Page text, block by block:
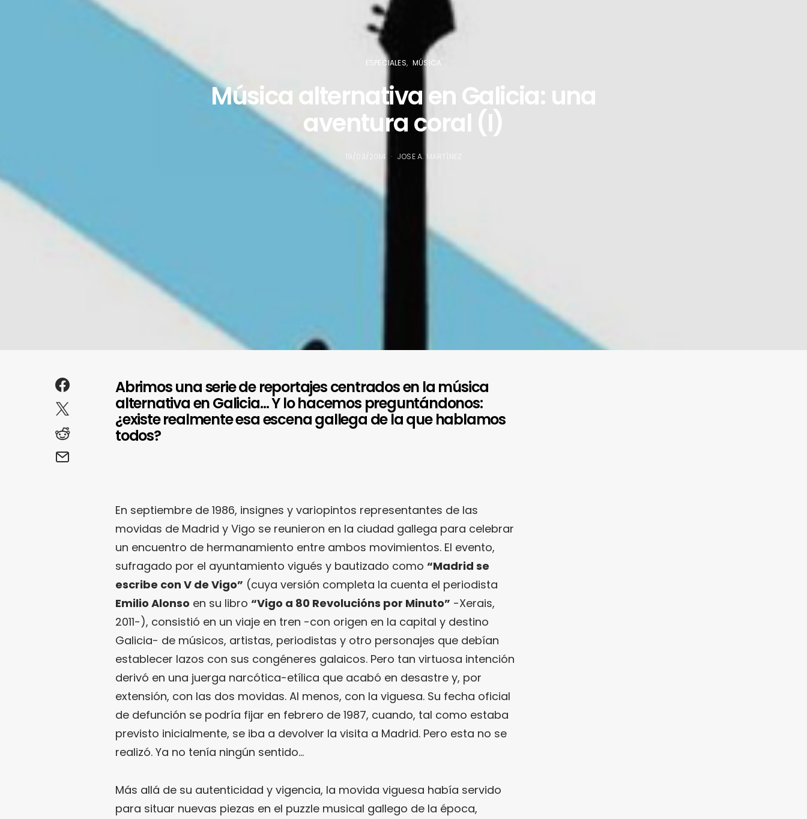
ESPECIALES MÚSICA
Música alternativa en Galicia: una
aventura coral (I)
19/03/2014 JOSE A. MARTÍNEZ
Abrimos una serie de reportajes centrados en la música
alternativa en Galicia… Y lo hacemos preguntándonos:
¿existe realmente esa escena gallega de la que hablamos
todos?
En septiembre de 1986, insignes y variopintos representantes de las
movidas de Madrid y Vigo se reunieron en la ciudad gallega para celebrar
un encuentro de hermanamiento entre ambos movimientos. El evento,
sufragado por el ayuntamiento vigués y bautizado como “Madrid se
escribe con V de Vigo” (cuya versión completa la cuenta el periodista
Emilio Alonso en su libro “Vigo a 80 Revolucións por Minuto” -Xerais,
2011-), consistió en un viaje en tren -con origen en la capital y destino
Galicia- de músicos, artistas, periodistas y otro personajes que debían
establecer lazos con sus congéneres galaicos. Pero tan virtuosa intención
derivó en una juerga narcótica-etílica que acabó en desastre y, por
extensión, con las dos movidas. Al menos, con la viguesa. Su fecha oficial
de defunción se podría fijar en febrero de 1987, cuando, tal como estaba
previsto inicialmente, se iba a devolver la visita a Madrid. Pero esta no se
realizó. Ya no tenía ningún sentido…
Más allá de su autenticidad y vigencia, la movida viguesa había servido
para situar nuevas piezas en el puzzle musical gallego de la época,